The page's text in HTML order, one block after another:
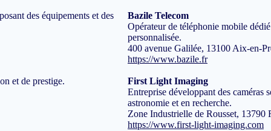
des équipements et des
et de prestige.
Bazile Telecom
Opérateur de téléphonie mobile
personnalisée.
400 avenue Galilée, 13100 Aix-en-
https://www.bazile.fr
First Light Imaging
Entreprise développant des caméras
astronomie et en recherche.
Zone Industrielle de Rousset, 13790
https://www.first-light-imaging.com